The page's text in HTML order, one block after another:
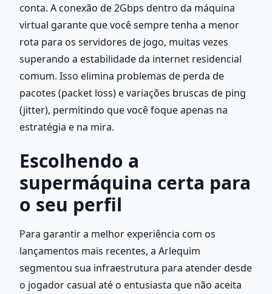
conta. A conexão de 2Gbps dentro da máquina
virtual garante que você sempre tenha a menor
rota para os servidores de jogo, muitas vezes
superando a estabilidade da internet residencial
comum. Isso elimina problemas de perda de
pacotes (packet loss) e variações bruscas de ping
(jitter), permitindo que você foque apenas na
estratégia e na mira.
Escolhendo a
supermáquina certa para
o seu perfil
Para garantir a melhor experiência com os
lançamentos mais recentes, a Arlequim
segmentou sua infraestrutura para atender desde
o jogador casual até o entusiasta que não aceita